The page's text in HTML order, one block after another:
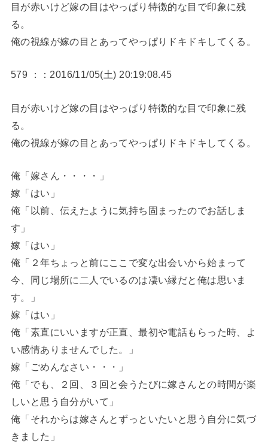
目が赤いけど嫁の目はやっぱり特徴的な目で印象に残
る。
俺の視線が嫁の目とあってやっぱりドキドキしてくる。
579 ：：2016/11/05(土) 20:19:08.45
目が赤いけど嫁の目はやっぱり特徴的な目で印象に残
る。
俺の視線が嫁の目とあってやっぱりドキドキしてくる。
俺「嫁さん・・・・」
嫁「はい」
俺「以前、伝えたように気持ち固まったのでお話しま
す」
嫁「はい」
俺「２年ちょっと前にここで変な出会いから始まって
今、同じ場所に二人でいるのは凄い縁だと俺は思いま
す。」
嫁「はい」
俺「素直にいいますが正直、最初や電話もらった時、よ
い感情ありませんでした。」
嫁「ごめんなさい・・・」
俺「でも、２回、３回と会うたびに嫁さんとの時間が楽
しいと思う自分がいて」
俺「それからは嫁さんとずっといたいと思う自分に気づ
きました」